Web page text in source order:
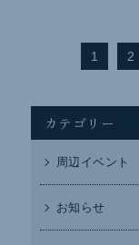
1 2
カテゴリー
周辺イベント
お知らせ